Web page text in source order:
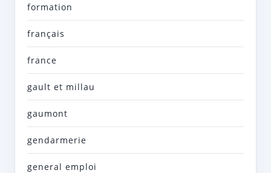
formation
français
france
gault et millau
gaumont
gendarmerie
general emploi